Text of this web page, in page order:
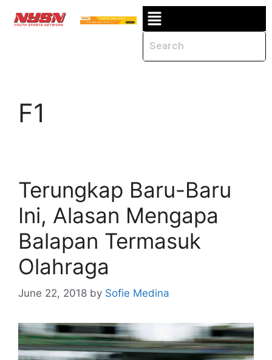
F1
Terungkap Baru-Baru
Ini, Alasan Mengapa
Balapan Termasuk
Olahraga
June 22, 2018 by Sofie Medina